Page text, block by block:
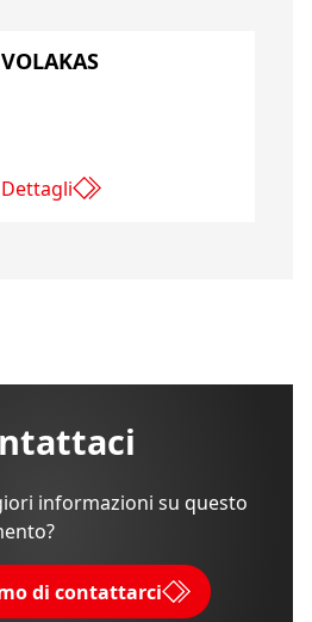
VOLAKAS
Dettagli
informazioni su questo
di contattarci